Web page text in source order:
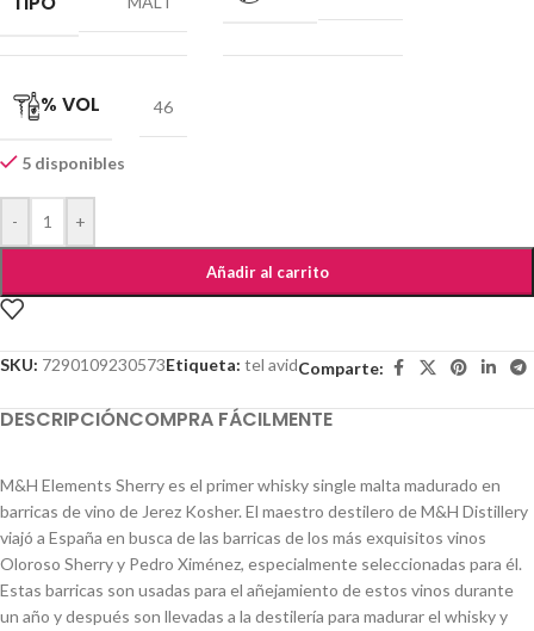
% VOL 46
5 disponibles
- +
Añadir al carrito
SKU: 7290109230573Etiqueta: tel avidComparte:
DESCRIPCIÓNCOMPRA FÁCILMENTE
M&H Elements Sherry es el primer whisky single malta madurado en
barricas de vino de Jerez Kosher. El maestro destilero de M&H Distillery
viajó a España en busca de las barricas de los más exquisitos vinos
Oloroso Sherry y Pedro Ximénez, especialmente seleccionadas para él.
Estas barricas son usadas para el añejamiento de estos vinos durante
un año y después son llevadas a la destilería para madurar el whisky y